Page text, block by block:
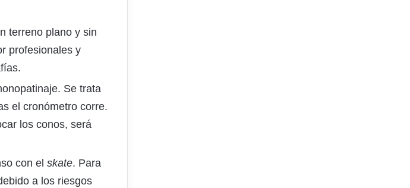
terreno plano y sin
profesionales y
Se trata
el cronómetro corre.
los conos, será
con el skate. Para
a los riesgos